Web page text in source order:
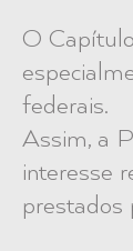
O
federais.
Assim, a
interesse
prestados